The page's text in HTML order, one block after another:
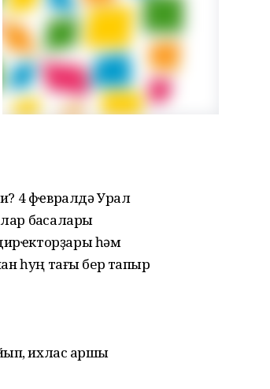
4 фҽвралдә Урал
баҡсалары
һәм
һуң тағы бер тапҡыр
ихлас ҡаршы